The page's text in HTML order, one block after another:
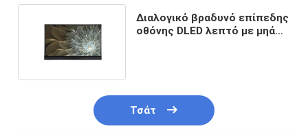
Διαλογικό βραδυνό επίπεδης
οθόνης DLED λεπτό με μηά
Τσάτ